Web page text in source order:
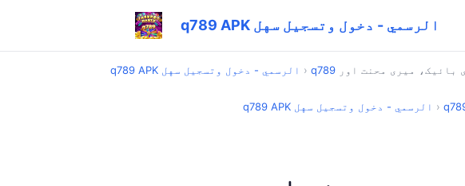
q789 APK الرسمي - دخول وتسجيل سهل
q789 APK الرسمي - دخول وتسجيل سهل ›
q789 APK الرسمي - دخول وتسجيل سهل ›